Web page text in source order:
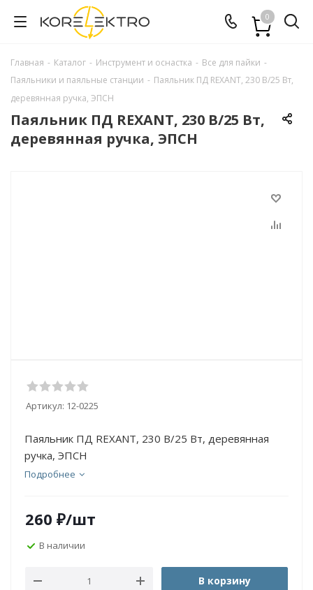
0
Главная - Каталог - Инструмент и оснастка - Все для пайки -
Паяльники и паяльные станции - Паяльник ПД REXANT, 230 В/25 Вт,
деревянная ручка, ЭПСН
Паяльник ПД REXANT, 230 В/25 Вт,
деревянная ручка, ЭПСН
Артикул: 12-0225
Паяльник ПД REXANT, 230 В/25 Вт, деревянная
ручка, ЭПСН
Подробнее
260 ₽/шт
В наличии
В корзину